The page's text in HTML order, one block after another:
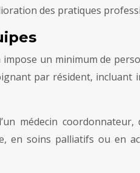
des pratiques
un minimum de
par résident, incluant
médecin coordonnateur,
en soins palliatifs ou en